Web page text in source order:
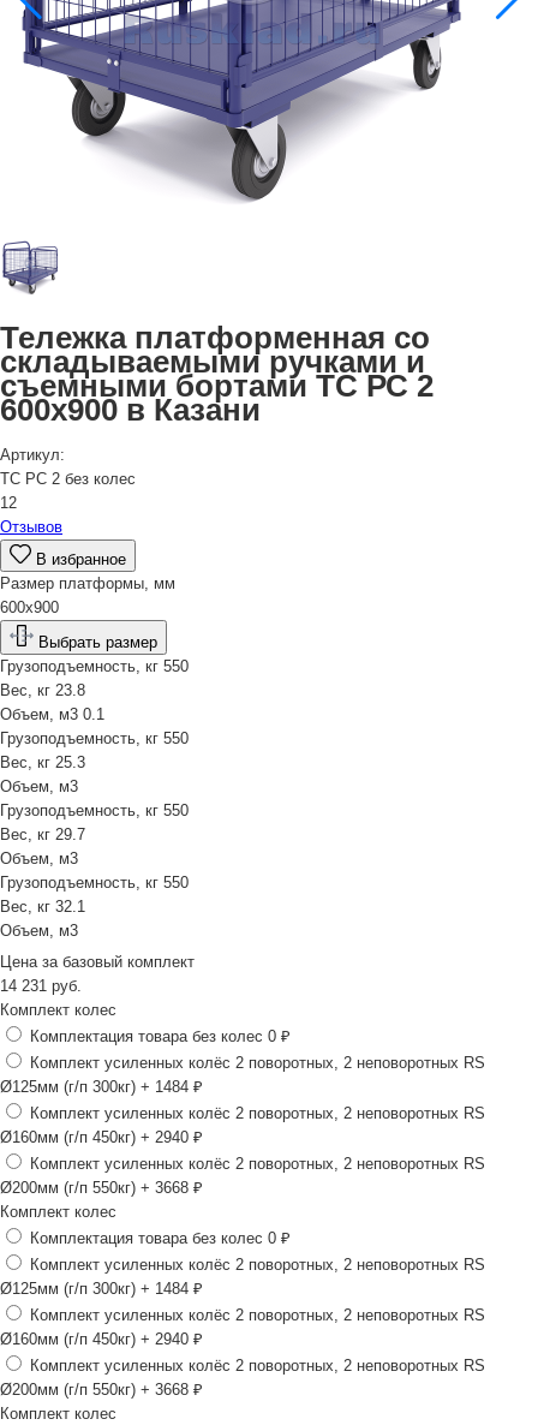
Тележка платформенная со
складываемыми ручками и
съемными бортами ТС РС 2
600х900 в Казани
Артикул:
ТС РС 2 без колес
12
Отзывов
В избранное
Размер платформы, мм
600х900
Выбрать размер
Грузоподъемность, кг 550
Вес, кг 23.8
Объем, м3 0.1
Грузоподъемность, кг 550
Вес, кг 25.3
Объем, м3
Грузоподъемность, кг 550
Вес, кг 29.7
Объем, м3
Грузоподъемность, кг 550
Вес, кг 32.1
Объем, м3
Цена за базовый комплект
14 231 руб.
Комплект колес
Комплектация товара без колес 0 ₽
Комплект усиленных колёс 2 поворотных, 2 неповоротных RS
Ø125мм (г/п 300кг) + 1484 ₽
Комплект усиленных колёс 2 поворотных, 2 неповоротных RS
Ø160мм (г/п 450кг) + 2940 ₽
Комплект усиленных колёс 2 поворотных, 2 неповоротных RS
Ø200мм (г/п 550кг) + 3668 ₽
Комплект колес
Комплектация товара без колес 0 ₽
Комплект усиленных колёс 2 поворотных, 2 неповоротных RS
Ø125мм (г/п 300кг) + 1484 ₽
Комплект усиленных колёс 2 поворотных, 2 неповоротных RS
Ø160мм (г/п 450кг) + 2940 ₽
Комплект усиленных колёс 2 поворотных, 2 неповоротных RS
Ø200мм (г/п 550кг) + 3668 ₽
Комплект колес